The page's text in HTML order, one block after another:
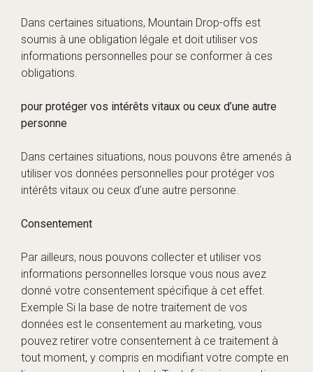
Dans certaines situations, Mountain Drop-offs est
soumis à une obligation légale et doit utiliser vos
informations personnelles pour se conformer à ces
obligations.
pour protéger vos intérêts vitaux ou ceux d’une autre
personne
Dans certaines situations, nous pouvons être amenés à
utiliser vos données personnelles pour protéger vos
intérêts vitaux ou ceux d’une autre personne.
Consentement
Par ailleurs, nous pouvons collecter et utiliser vos
informations personnelles lorsque vous nous avez
donné votre consentement spécifique à cet effet.
Exemple Si la base de notre traitement de vos
données est le consentement au marketing, vous
pouvez retirer votre consentement à ce traitement à
tout moment, y compris en modifiant votre compte en